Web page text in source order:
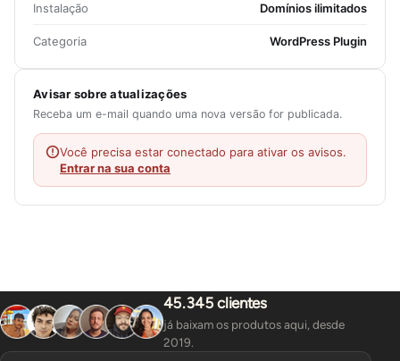
Instalação Domínios ilimitados
Categoria WordPress Plugin
Avisar sobre atualizações
Receba um e-mail quando uma nova versão for publicada.
Você precisa estar conectado para ativar os avisos.
Entrar na sua conta
45.345 clientes
já baixam os produtos aqui, desde
2019.